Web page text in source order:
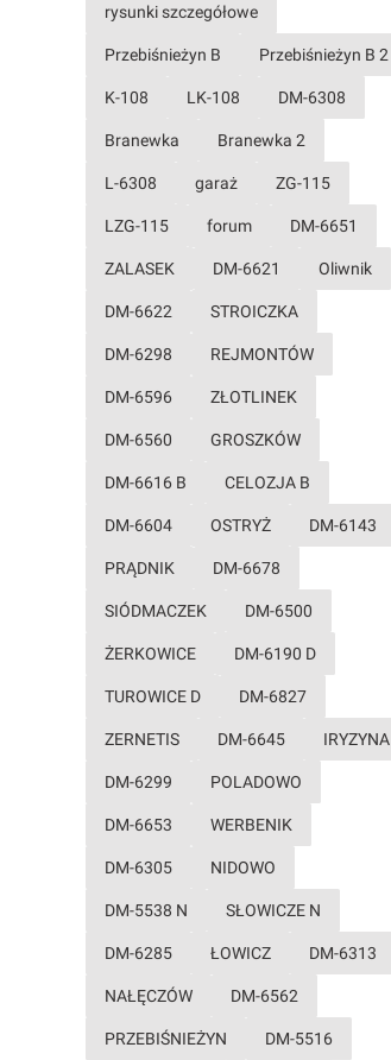
rysunki szczegółowe
Przebiśnieżyn B Przebiśnieżyn B 2
K-108 LK-108 DM-6308
Branewka Branewka 2
L-6308 garaż ZG-115
LZG-115 forum DM-6651
ZALASEK DM-6621 Oliwnik
DM-6622 STROICZKA
DM-6298 REJMONTÓW
DM-6596 ZŁOTLINEK
DM-6560 GROSZKÓW
DM-6616 B CELOZJA B
DM-6604 OSTRYŻ DM-6143
PRĄDNIK DM-6678
SIÓDMACZEK DM-6500
ŻERKOWICE DM-6190 D
TUROWICE D DM-6827
ZERNETIS DM-6645 IRYZYNA
DM-6299 POLADOWO
DM-6653 WERBENIK
DM-6305 NIDOWO
DM-5538 N SŁOWICZE N
DM-6285 ŁOWICZ DM-6313
NAŁĘCZÓW DM-6562
PRZEBIŚNIEŻYN DM-5516